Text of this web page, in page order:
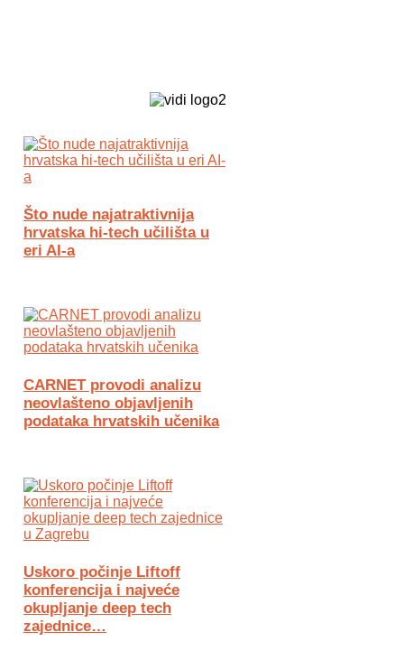
Što nude najatraktivnija
hrvatska hi-tech učilišta u
eri AI-a
CARNET provodi analizu
neovlašteno objavljenih
podataka hrvatskih učenika
Uskoro počinje Liftoff
konferencija i najveće
okupljanje deep tech
zajednice…